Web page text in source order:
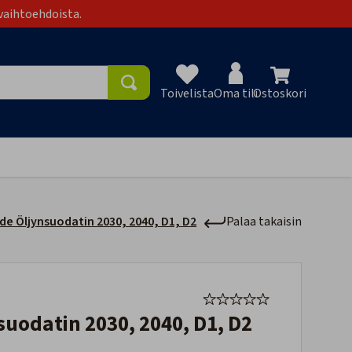
ToivelistaOma tiliOstoskori
Öljynsuodatin 2030, 2040, D1, D2 Palaa takaisin
2030, 2040, D1, D2